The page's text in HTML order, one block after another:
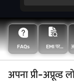
FAQs
EMI पर
खरीदारी करें
अपना प्री-अप्रूव्ड